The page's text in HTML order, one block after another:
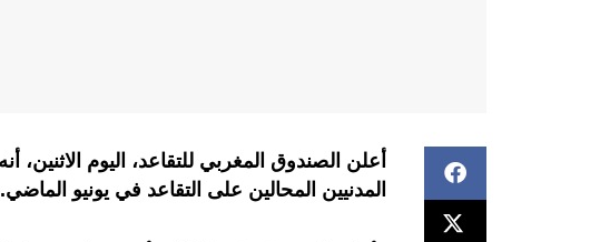
المدنيين المحالين على التقاعد في يونيو الماضي.